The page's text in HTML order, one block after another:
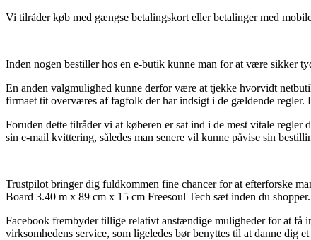
Vi tilråder køb med gængse betalingskort eller betalinger med
Inden nogen bestiller hos en e-butik kunne man for at være sikker
En anden valgmulighed kunne derfor være at tjekke hvorvidt
firmaet tit overværes af fagfolk der har indsigt i de gældende regler.
Foruden dette tilråder vi at køberen er sat ind i de mest vitale
sin e-mail kvittering, således man senere vil kunne påvise sin
Trustpilot bringer dig fuldkommen fine chancer for at efterforske
Board 3.40 m x 89 cm x 15 cm Freesoul Tech sæt inden du shopper.
Facebook frembyder tillige relativt anstændige muligheder for at få
virksomhedens service, som ligeledes bør benyttes til at danne dig